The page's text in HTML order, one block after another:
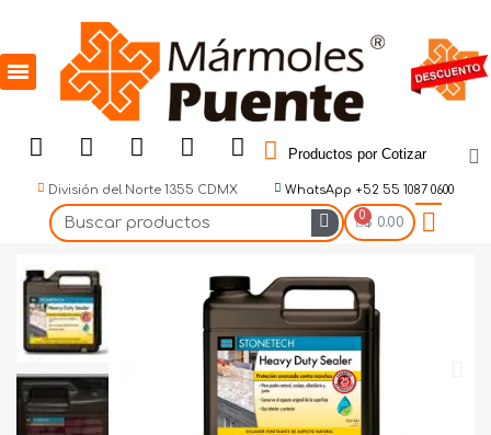
Productos por Cotizar
División del Norte 1355 CDMX WhatsApp +52 55 1087 0600
$ 0.00